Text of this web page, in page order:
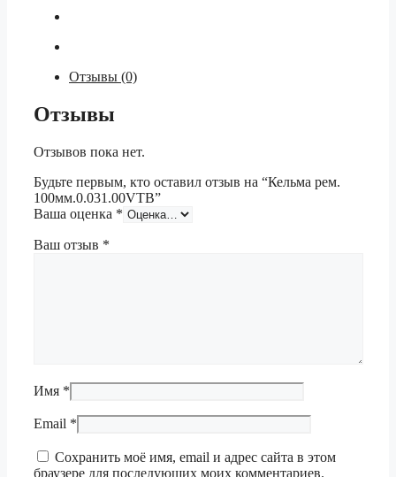
Отзывы (0)
Отзывы
Отзывов пока нет.
Будьте первым, кто оставил отзыв на “Кельма рем.
100мм.0.031.00VTB”
Ваша оценка *
Ваш отзыв *
Имя *
Email *
Сохранить моё имя, email и адрес сайта в этом
браузере для последующих моих комментариев.